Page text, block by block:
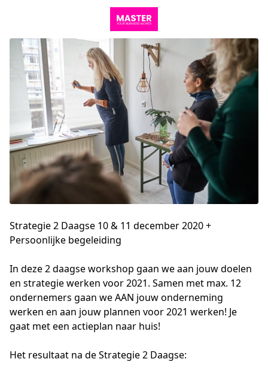
Strategie 2 Daagse 10 & 11 december 2020 +
Persoonlijke begeleiding
In deze 2 daagse workshop gaan we aan jouw doelen
en strategie werken voor 2021. Samen met max. 12
ondernemers gaan we AAN jouw onderneming
werken en aan jouw plannen voor 2021 werken! Je
gaat met een actieplan naar huis!
Het resultaat na de Strategie 2 Daagse: